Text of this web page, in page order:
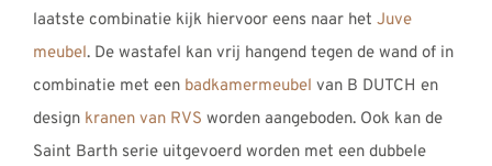
laatste combinatie kijk hiervoor eens naar het Juve
meubel. De wastafel kan vrij hangend tegen de wand of in
combinatie met een badkamermeubel van B DUTCH en
design kranen van RVS worden aangeboden. Ook kan de
Saint Barth serie uitgevoerd worden met een dubbele